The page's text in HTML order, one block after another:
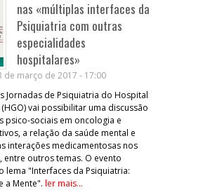
nas «múltiplas interfaces da
Psiquiatria com outras
especialidades
hospitalares»
de março de 2017 - 17:00
Jornadas de Psiquiatria do Hospital
vai possibilitar uma discussão
psico-sociais em oncologia e
a relação da saúde mental e
interações medicamentosas nos
entre outros temas. O evento
lema "Interfaces da Psiquiatria:
a Mente". ler mais...